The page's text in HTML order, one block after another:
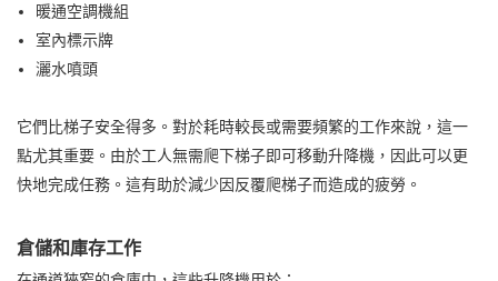
暖通空調機組
室內標示牌
灑水噴頭
它們比梯子安全得多。對於耗時較長或需要頻繁的工作來說，這一
點尤其重要。由於工人無需爬下梯子即可移動升降機，因此可以更
快地完成任務。這有助於減少因反覆爬梯子而造成的疲勞。
倉儲和庫存工作